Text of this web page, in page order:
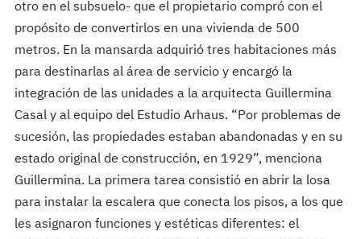
otro en el subsuelo- que el propietario compró con el
propósito de convertirlos en una vivienda de 500
metros. En la mansarda adquirió tres habitaciones más
para destinarlas al área de servicio y encargó la
integración de las unidades a la arquitecta Guillermina
Casal y al equipo del Estudio Arhaus. “Por problemas de
sucesión, las propiedades estaban abandonadas y en su
estado original de construcción, en 1929”, menciona
Guillermina. La primera tarea consistió en abrir la losa
para instalar la escalera que conecta los pisos, a los que
les asignaron funciones y estéticas diferentes: el